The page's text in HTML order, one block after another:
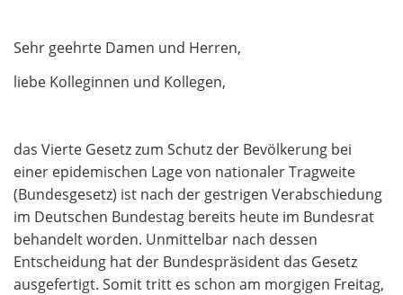
Sehr geehrte Damen und Herren,
liebe Kolleginnen und Kollegen,
das Vierte Gesetz zum Schutz der Bevölkerung bei
einer epidemischen Lage von nationaler Tragweite
(Bundesgesetz) ist nach der gestrigen Verabschiedung
im Deutschen Bundestag bereits heute im Bundesrat
behandelt worden. Unmittelbar nach dessen
Entscheidung hat der Bundespräsident das Gesetz
ausgefertigt. Somit tritt es schon am morgigen Freitag,